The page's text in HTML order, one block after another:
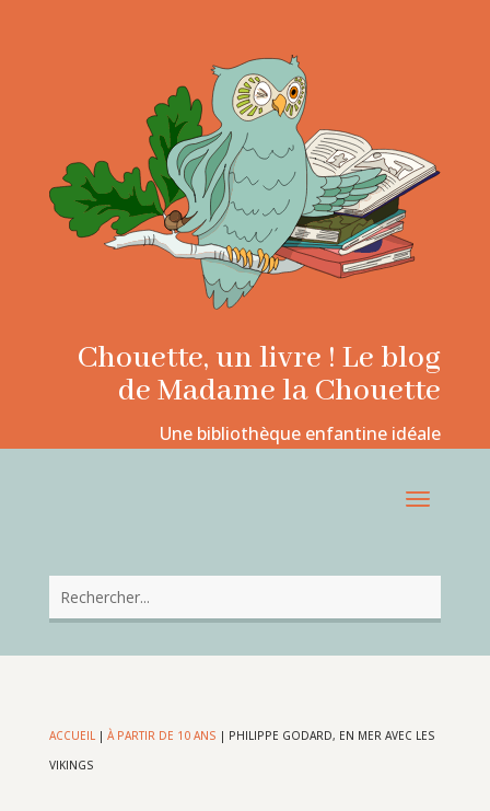
Chouette, un livre ! Le blog
de Madame la Chouette
Une bibliothèque enfantine idéale
ACCUEIL| À PARTIR DE 10 ANS | PHILIPPE GODARD, EN MER AVEC LES
VIKINGS